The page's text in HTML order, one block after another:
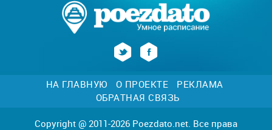
НА ГЛАВНУЮ О ПРОЕКТЕ
РЕКЛАМА
ОБРАТНАЯ СВЯЗЬ
Copyright @ 2011-2026 Poezdato.net. Все права